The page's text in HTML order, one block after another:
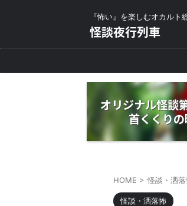
『怖い』を楽しむオカルト
怪談夜行列車
オリジナル怪
首くくり
HOME > 怪談・洒落
怪談・洒落怖